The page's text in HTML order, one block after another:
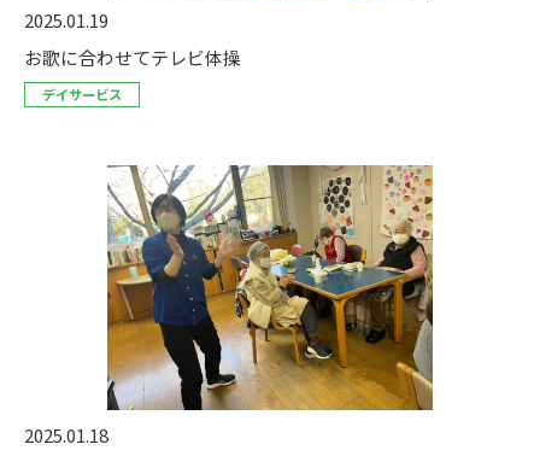
2025.01.19
お歌に合わせてテレビ体操
デイサービス
2025.01.18